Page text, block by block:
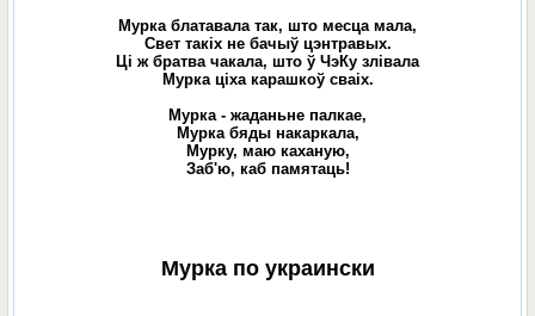
Мурка блатавала так, што месца мала,
Свет такіх не бачыў цэнтравых.
Ці ж братва чакала, што ў ЧэКу злівала
Мурка ціха карашкоў сваіх.
Мурка - жаданьне палкае,
Мурка бяды накаркала,
Мурку, маю каханую,
Заб'ю, каб памятаць!
Мурка по украински